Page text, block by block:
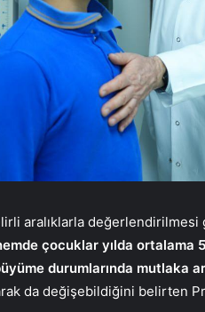
aralıklarla
çocuklar yılda ortalama
durumlarında mutlaka
da değişebildiğini belirten